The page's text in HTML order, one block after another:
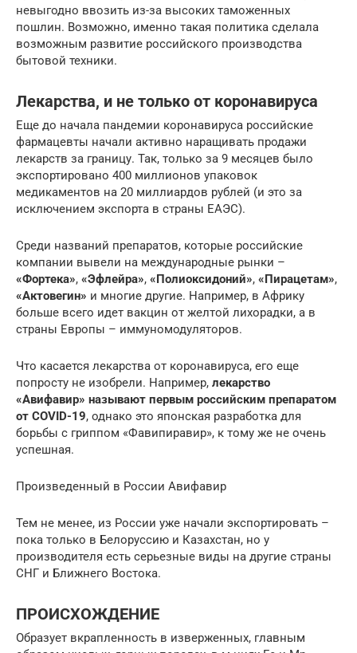
невыгодно ввозить из-за высоких таможенных
пошлин. Возможно, именно такая политика сделала
возможным развитие российского производства
бытовой техники.
Лекарства, и не только от коронавируса
Еще до начала пандемии коронавируса российские
фармацевты начали активно наращивать продажи
лекарств за границу. Так, только за 9 месяцев было
экспортировано 400 миллионов упаковок
медикаментов на 20 миллиардов рублей (и это за
исключением экспорта в страны ЕАЭС).
Среди названий препаратов, которые российские
компании вывели на международные рынки –
«Фортека», «Эфлейра», «Полиоксидоний», «Пирацетам»,
«Актовегин» и многие другие. Например, в Африку
больше всего идет вакцин от желтой лихорадки, а в
страны Европы – иммуномодуляторов.
Что касается лекарства от коронавируса, его еще
попросту не изобрели. Например, лекарство
«Авифавир» называют первым российским препаратом
от COVID-19, однако это японская разработка для
борьбы с гриппом «Фавипиравир», к тому же не очень
успешная.
Произведенный в России Авифавир
Тем не менее, из России уже начали экспортировать –
пока только в Белоруссию и Казахстан, но у
производителя есть серьезные виды на другие страны
СНГ и Ближнего Востока.
ПРОИСХОЖДЕНИЕ
Образует вкрапленность в изверженных, главным